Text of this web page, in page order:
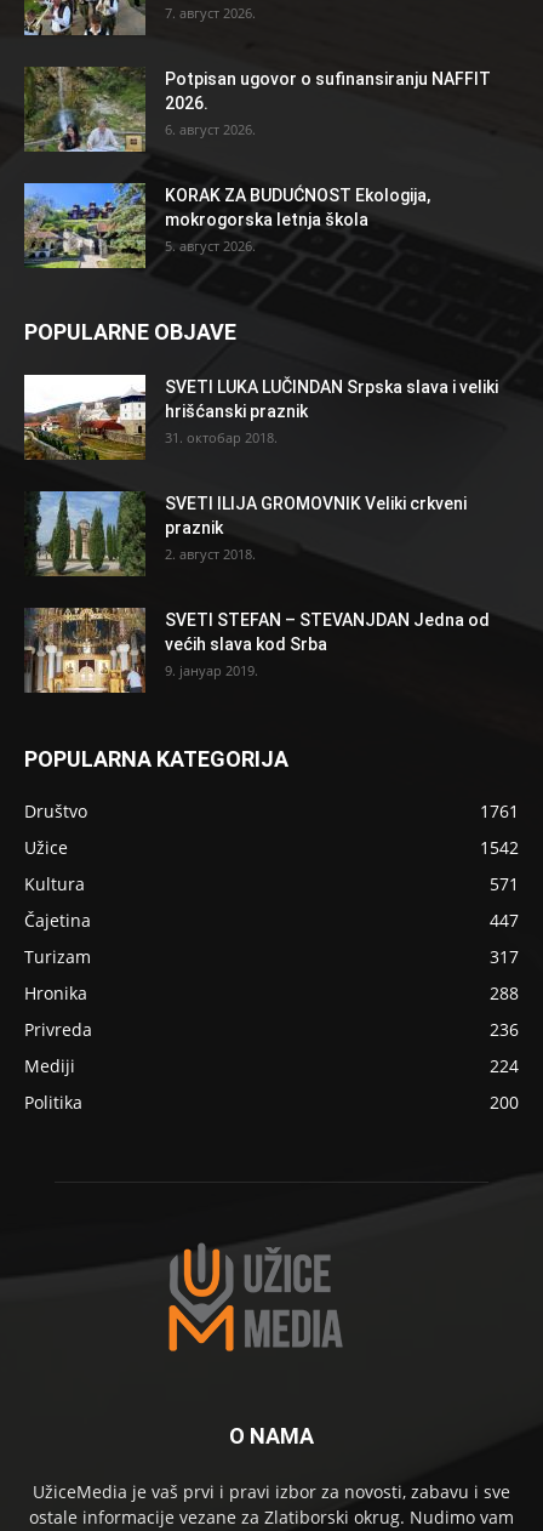
7. август 2026.
Potpisan ugovor o sufinansiranju NAFFIT
2026.
6. август 2026.
KORAK ZA BUDUĆNOST Ekologija,
mokrogorska letnja škola
5. август 2026.
POPULARNE OBJAVE
SVETI LUKA LUČINDAN Srpska slava i veliki
hrišćanski praznik
31. октобар 2018.
SVETI ILIJA GROMOVNIK Veliki crkveni
praznik
2. август 2018.
SVETI STEFAN – STEVANJDAN Jedna od
većih slava kod Srba
9. јануар 2019.
POPULARNA KATEGORIJA
Društvo
1761
Užice
1542
Kultura
571
Čajetina
447
Turizam
317
Hronika
288
Privreda
236
Mediji
224
Politika
200
O NAMA
UžiceMedia je vaš prvi i pravi izbor za novosti, zabavu i sve
ostale informacije vezane za Zlatiborski okrug. Nudimo vam